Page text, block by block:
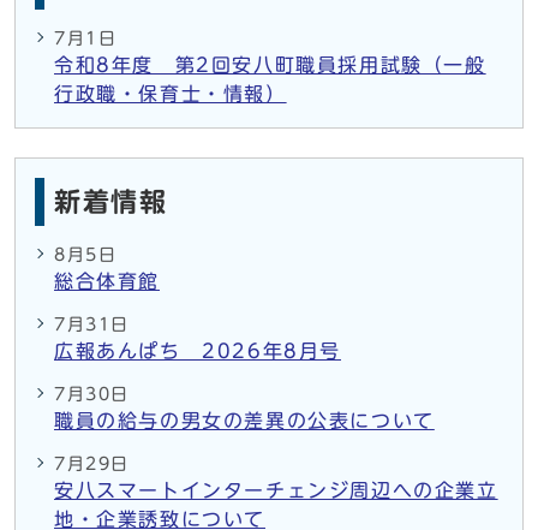
7月1日
令和8年度 第2回安八町職員採用試験（一般
行政職・保育士・情報）
新着情報
8月5日
総合体育館
7月31日
広報あんぱち 2026年8月号
7月30日
職員の給与の男女の差異の公表について
7月29日
安八スマートインターチェンジ周辺への企業立
地・企業誘致について